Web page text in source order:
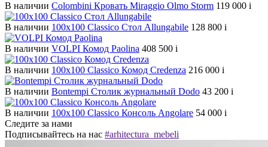
В наличии Colombini Кровать Miraggio Olmo Storm 119 000 i
В наличии 100х100 Classico Стол Allungabile 128 800 i
В наличии VOLPI Комод Paolina 408 500 i
В наличии 100х100 Classico Комод Credenza 216 000 i
В наличии Bontempi Столик журнальный Dodo 43 200 i
В наличии 100х100 Classico Консоль Angolare 54 000 i
Следите за нами
Подписывайтесь на нас #arhitectura_mebeli